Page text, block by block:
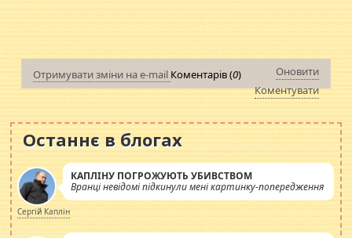
Отримувати зміни на e-mail Коментарів (0)
Оновити
Коментувати
Останнє в блогах
КАПЛІНУ ПОГРОЖУЮТЬ УБИВСТВОМ
Вранці невідомі підкинули мені картинку-попередження
Сергій Каплін